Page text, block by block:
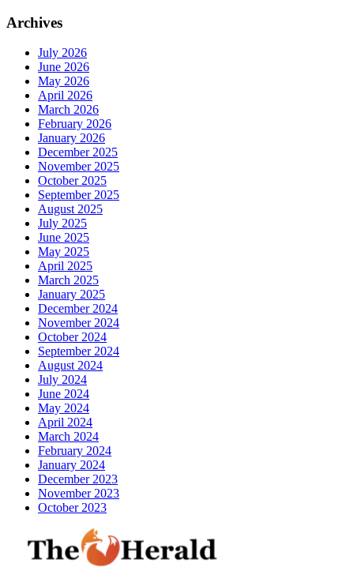
Archives
July 2026
June 2026
May 2026
April 2026
March 2026
February 2026
January 2026
December 2025
November 2025
October 2025
September 2025
August 2025
July 2025
June 2025
May 2025
April 2025
March 2025
January 2025
December 2024
November 2024
October 2024
September 2024
August 2024
July 2024
June 2024
May 2024
April 2024
March 2024
February 2024
January 2024
December 2023
November 2023
October 2023